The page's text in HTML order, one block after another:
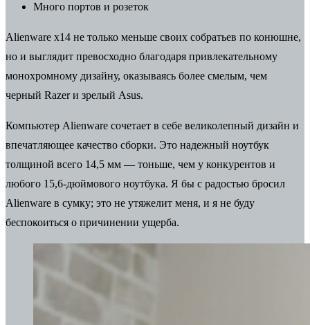
Много портов и розеток
Alienware x14 не только меньше своих собратьев по конюшне,
но и выглядит превосходно благодаря привлекательному
монохромному дизайну, оказываясь более смелым, чем
черный Razer и зрелый Asus.
Компьютер Alienware сочетает в себе великолепный дизайн и
впечатляющее качество сборки. Это надежный ноутбук
толщиной всего 14,5 мм — тоньше, чем у конкурентов и
любого 15,6-дюймового ноутбука. Я бы с радостью бросил
Alienware в сумку; это не утяжелит меня, и я не буду
беспокоиться о причинении ущерба.